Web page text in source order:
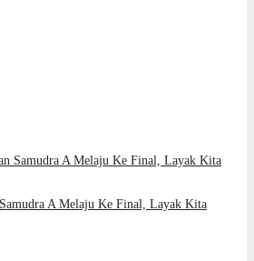
A Melaju Ke Final, Layak Kita